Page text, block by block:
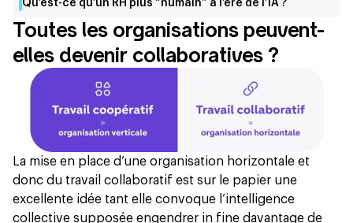
Qu’est-ce qu’un RH plus “humain” à l’ère de l’IA ?
Toutes les organisations peuvent-
elles devenir collaboratives ?
La mise en place d’une organisation horizontale et
donc du travail collaboratif est sur le papier une
excellente idée tant elle convoque l’intelligence
collective supposée engendrer in fine davantage de